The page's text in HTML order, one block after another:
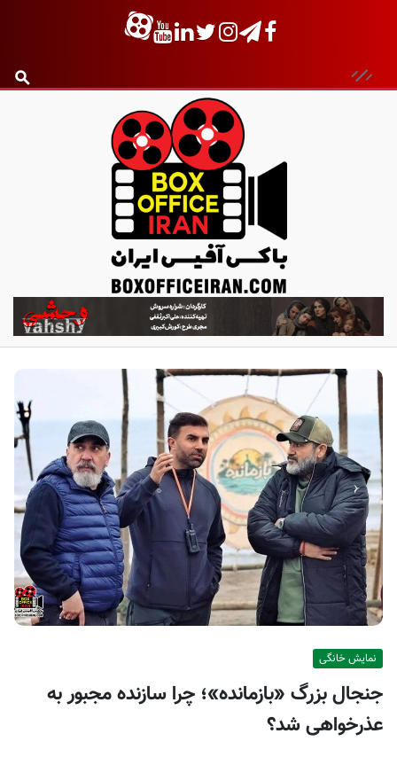
ب
ا
ک
س
ف
ی
س
ا
ی
ر
ا
ن
نمایش خانگی
جنجال بزرگ «بازمانده»؛ چرا سازنده مجبور به
عذرخواهی شد؟